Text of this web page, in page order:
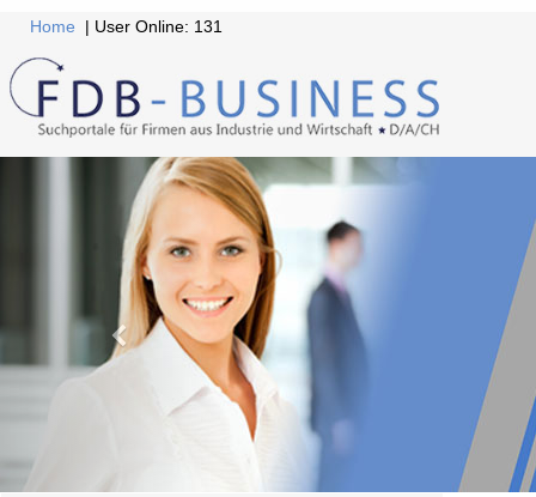
Home | User Online: 131